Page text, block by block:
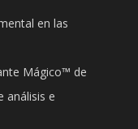
en las
Mágico™ de
análisis e